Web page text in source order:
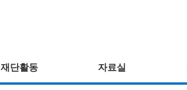
재단활동 자료실